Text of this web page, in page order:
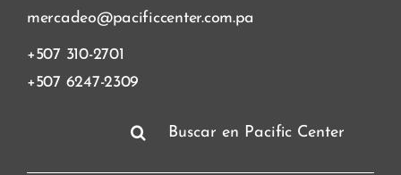
mercadeo@pacificcenter.com.pa
+507 310-2701
+507 6247-2309